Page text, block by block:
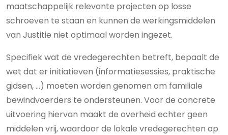
maatschappelijk relevante projecten op losse
schroeven te staan en kunnen de werkingsmiddelen
van Justitie niet optimaal worden ingezet.
Specifiek wat de vredegerechten betreft, bepaalt de
wet dat er initiatieven (informatiesessies, praktische
gidsen, …) moeten worden genomen om familiale
bewindvoerders te ondersteunen. Voor de concrete
uitvoering hiervan maakt de overheid echter geen
middelen vrij, waardoor de lokale vredegerechten op